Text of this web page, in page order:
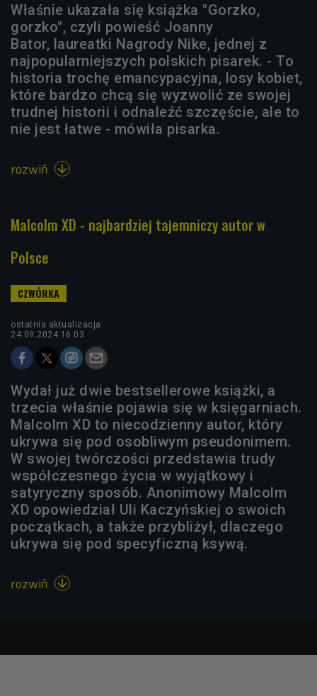
Właśnie ukazała się książka "Gorzko,
gorzko", czyli powieść Joanny
Bator, laureatki Nagrody Nike, jednej z
najpopularniejszych polskich pisarek. - To
historia trochę emancypacyjna, losy kobiet,
które bardzo chcą się wyzwolić ze swojej
trudnej historii i odnaleźć szczęście, ale to
nie jest łatwe - mówiła pisarka.
rozwiń 
Malcolm XD - najbardziej tajemniczy autor w
Polsce
ostatnia aktualizacja:
24.09.2024 16:03
Wydał już dwie bestsellerowe książki, a
trzecia właśnie pojawia się w księgarniach.
Malcolm XD to niecodzienny autor, który
ukrywa się pod osobliwym pseudonimem.
W swojej twórczości przedstawia trudy
współczesnego życia w wyjątkowy i
satyryczny sposób. Anonimowy Malcolm
XD opowiedział Uli Kaczyńskiej o swoich
początkach, a także przybliżył, dlaczego
ukrywa się pod specyficzną ksywą.
rozwiń 